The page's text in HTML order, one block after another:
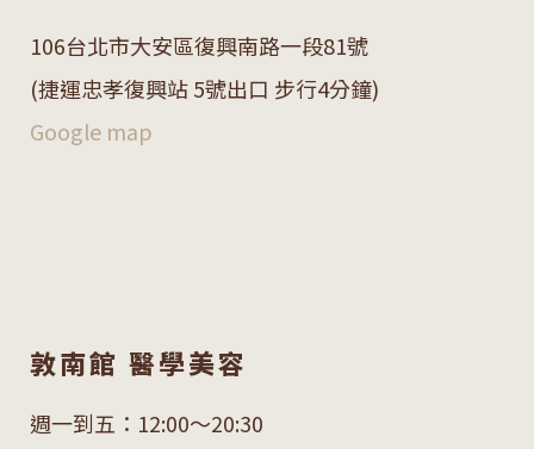
106台北市大安區復興南路一段81號
(捷運忠孝復興站 5號出口 步行4分鐘)
Google map
敦南館 醫學美容
週一到五：12:00～20:30